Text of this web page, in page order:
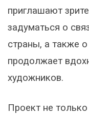
приглашают
задуматься о
страны, а также
продолжает
художников.
Проект не